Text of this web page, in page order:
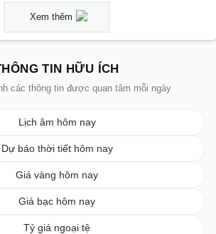
Xem thêm
TIN HỮU ÍCH
các thông tin được quan tâm mỗi ngày
Lịch âm hôm nay
Dự báo thời tiết hôm nay
Giá vàng hôm nay
Giá bạc hôm nay
Tỷ giá ngoại tệ